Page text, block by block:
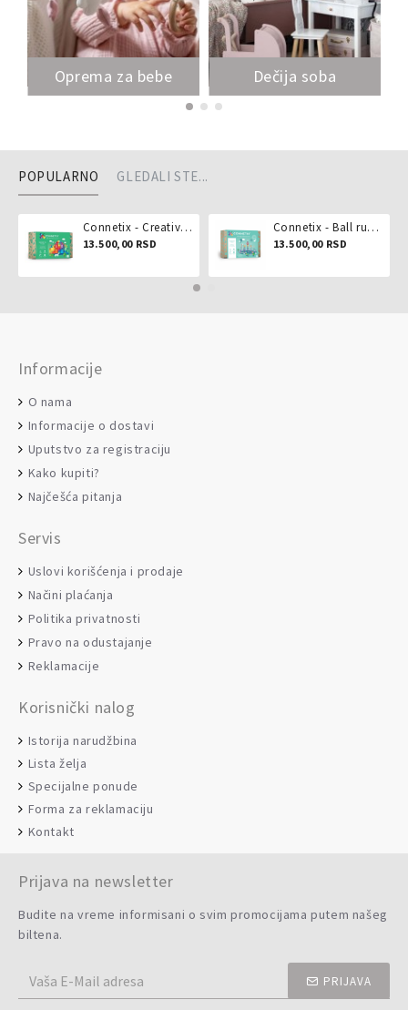
Oprema za bebe Dečija soba
POPULARNO GLEDALI STE...
Connetix - Creative pack 102 dela
13.500,00 RSD
Connetix - Ball run pastel 106 delova
13.500,00 RSD
Informacije
O nama
Informacije o dostavi
Uputstvo za registraciju
Kako kupiti?
Najčešća pitanja
Servis
Uslovi korišćenja i prodaje
Načini plaćanja
Politika privatnosti
Pravo na odustajanje
Reklamacije
Korisnički nalog
Istorija narudžbina
Lista želja
Specijalne ponude
Forma za reklamaciju
Kontakt
Prijava na newsletter
Budite na vreme informisani o svim promocijama putem našeg
biltena.
PRIJAVA